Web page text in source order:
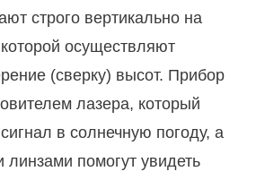
строго вертикально на
осуществляют
(сверку) высот. Прибор
лазера, который
в солнечную погоду, а
линзами помогут увидеть